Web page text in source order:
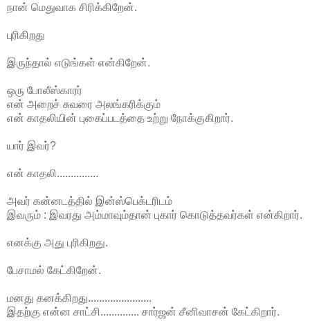
நான் மெதுவாக சிரிக்கிறேன்.
புரிகிறது
இருந்தால் எடுங்கள் என்கிறேன்.
ஒரு போலீஸ்காரர்
என் அறைச் சுவரை அலங்கரிக்கும்
என் காதலியின் புகைப்படத்தை உற்று நோக்குகிறார்.
யார் இவர்?
என் காதலி...............
அவர் கன்னடத்தில் இன்ஸ்பெக்டரிடம்
இவரும் : இவரது அம்மாவும்தான் புகார் கொடுத்தவர்கள் என்கிறார்.
எனக்கு அது புரிகிறது.
பேசாமல் கேட்கிறேன்.
மனது கனக்கிறது.......................
இதற்கு என்ன சாட்சி.............. சார்ஜன் சீனிவாசன் கேட்கிறார்.